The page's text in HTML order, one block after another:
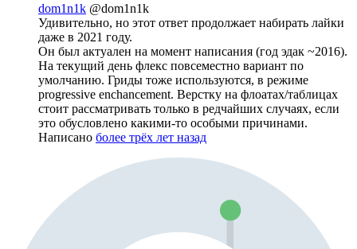
dom1n1k @dom1n1k
Удивительно, но этот ответ продолжает набирать лайки
даже в 2021 году.
Он был актуален на момент написания (год эдак ~2016).
На текущий день флекс повсеместно вариант по
умолчанию. Гриды тоже используются, в режиме
progressive enchancement. Верстку на флоатах/таблицах
стоит рассматривать только в редчайших случаях, если
это обусловлено какими-то особыми причинами.
Написано более трёх лет назад